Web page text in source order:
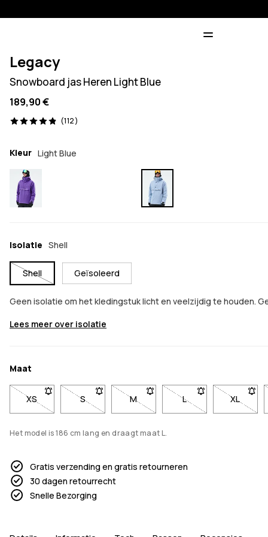
Legacy
Snowboard jas Heren Light Blue
189,90 €
(112)
112 beoordelingen, 4.9/5
Kleur Light Blue
Isolatie Shell
Shell Geïsoleerd
Geen isolatie om het kledingstuk licht en veelzijdig te houden.
Lees meer over isolatie
Maat
XS- Maat XS niet beschikbaar. Klik om op de hoogte te
S- Maat S niet beschikbaar. Klik om op de
M- Maat M niet beschikbaar. Klik
L- Maat L nietXL- Maat
Het model is 186 cm lang en draagt maat L.
Gratis verzending en gratis retourneren
30 dagen retourrecht
Snelle Bezorging